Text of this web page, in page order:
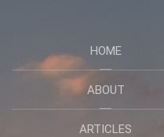
HOME
ABOUT
ARTICLES